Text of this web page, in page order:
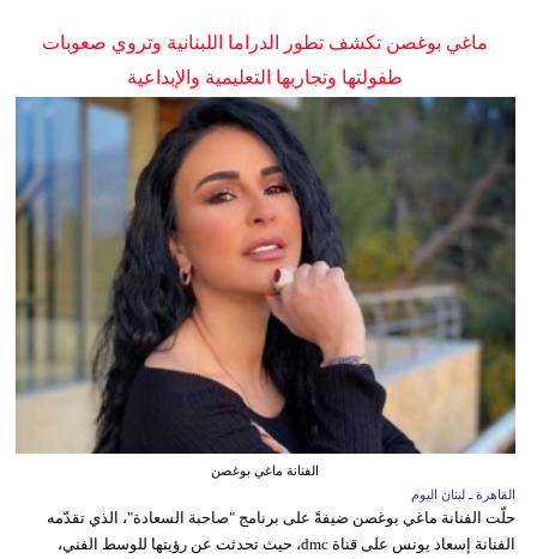
ماغي بوغصن تكشف تطور الدراما اللبنانية وتروي صعوبات
طفولتها وتجاربها التعليمية والإبداعية
الفنانة ماغي بوغصن
القاهرة ـ لبنان اليوم
حلّت الفنانة ماغي بوغصن ضيفةً على برنامج "صاحبة السعادة"، الذي تقدّمه
الفنانة إسعاد يونس على قناة dmc، حيث تحدثت عن رؤيتها للوسط الفني،